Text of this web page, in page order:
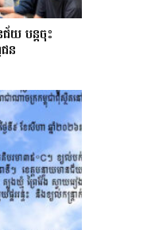
យ បន្តចុះ
ន